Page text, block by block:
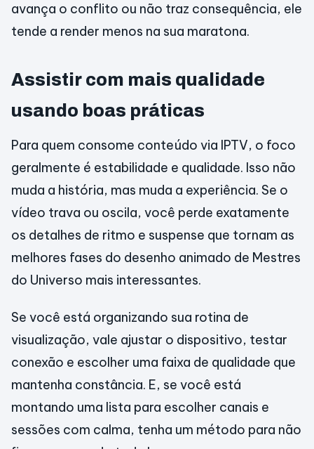
avança o conflito ou não traz consequência, ele
tende a render menos na sua maratona.
Assistir com mais qualidade
usando boas práticas
Para quem consome conteúdo via IPTV, o foco
geralmente é estabilidade e qualidade. Isso não
muda a história, mas muda a experiência. Se o
vídeo trava ou oscila, você perde exatamente
os detalhes de ritmo e suspense que tornam as
melhores fases do desenho animado de Mestres
do Universo mais interessantes.
Se você está organizando sua rotina de
visualização, vale ajustar o dispositivo, testar
conexão e escolher uma faixa de qualidade que
mantenha constância. E, se você está
montando uma lista para escolher canais e
sessões com calma, tenha um método para não